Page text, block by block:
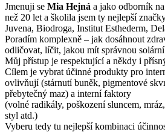
Jmenuji se Mia Hejná a jako odborník
než 20 let a školila jsem ty nejlepší
Juvena, Biodroga, Institut Esthederm,
Poradím komplexně – jak dosáhnout
odličovat, líčit, jakou mít správnou
Můj přístup je respektující a někdy i
Cílem je vybrat účinné produkty pro
ovlivňují (stárnutí buněk, pigmentové
přebytečný maz) a interní faktory
(volné radikály, poškození sluncem,
styl atd.)
Vyberu tedy tu nejlepší kombinaci